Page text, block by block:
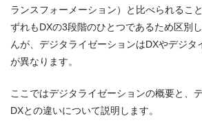
ランスフォーメーション）と比べられるこ
ずれもDXの3段階のひとつであるため区別
んが、デジタライゼーションはDXやデジタ
が異なります。
ここではデジタライゼーションの概要と、
DXとの違いについて説明します。